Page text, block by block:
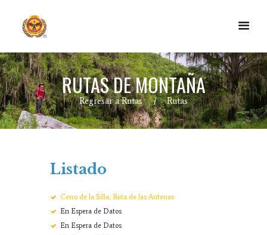
RUTAS DE MONTAÑA
Regresar a Rutas Rutas
Listado
Cerro de la Silla, Ruta de las Antenas
En Espera de Datos
En Espera de Datos